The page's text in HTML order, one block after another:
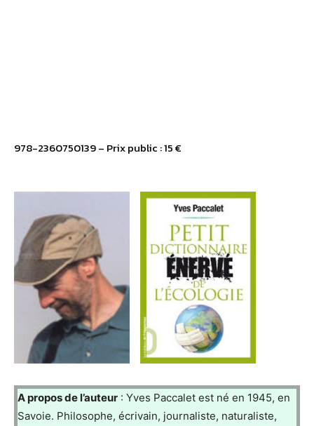
978-2360750139 – Prix public : 15 €
A propos de l’auteur : Yves Paccalet est né en 1945, en
Savoie. Philosophe, écrivain, journaliste, naturaliste,